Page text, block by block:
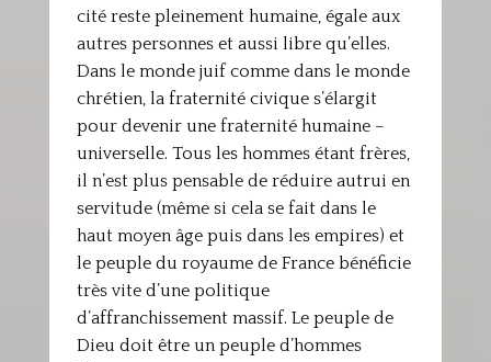
cité reste pleinement humaine, égale aux
autres personnes et aussi libre qu’elles.
Dans le monde juif comme dans le monde
chrétien, la fraternité civique s’élargit
pour devenir une fraternité humaine –
universelle. Tous les hommes étant frères,
il n’est plus pensable de réduire autrui en
servitude (même si cela se fait dans le
haut moyen âge puis dans les empires) et
le peuple du royaume de France bénéficie
très vite d’une politique
d’affranchissement massif. Le peuple de
Dieu doit être un peuple d’hommes